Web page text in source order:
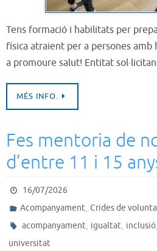
Tens formació i habilitats per
física atraient per a persones amb
a promoure salut! Entitat
MÉS INFO.
Fes mentoria de
d’entre 11 i 15
16/07/2026
Acompanyament,Crides de
acompanyament, igualtat, inclusió,
universitat